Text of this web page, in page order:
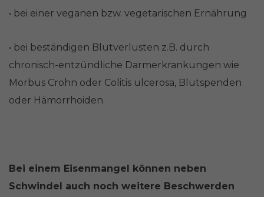
• bei einer veganen bzw. vegetarischen Ernährung
• bei beständigen Blutverlusten z.B. durch
chronisch-entzündliche Darmerkrankungen wie
Morbus Crohn oder Colitis ulcerosa, Blutspenden
oder Hämorrhoiden
Bei einem Eisenmangel können neben
Schwindel auch noch weitere Beschwerden